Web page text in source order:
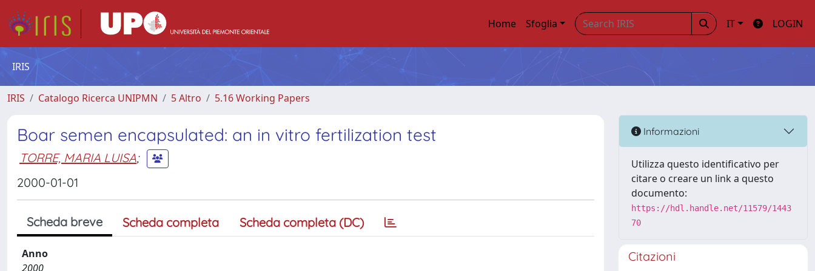
Home Sfoglia IT LOGIN
IRIS
IRIS Catalogo Ricerca UNIPMN 5 Altro 5.16 Working Papers
Boar semen encapsulated: an in vitro fertilization test
TORRE, MARIA LUISA;
2000-01-01
Scheda breve Scheda completa Scheda completa (DC)
Anno
2000
Informazioni
Utilizza questo identificativo per
citare o creare un link a questo
documento:
https://hdl.handle.net/11579/1443
70
Citazioni